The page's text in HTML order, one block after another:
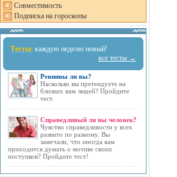
Совместимость
Подписка на гороскопы
Тесты: каждую неделю новый!
все тесты →
Ревнивы ли вы?
Насколько вы претендуете на
близких вам людей? Пройдите
тест.
Справедливый ли вы человек?
Чувство справедливости у всех
развито по разному. Вы
замечали, что иногда вам
приходится думать о мотиве своих
поступков? Пройдите тест!